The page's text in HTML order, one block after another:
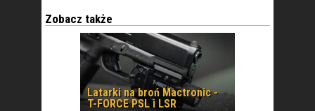
Zobacz także
Latarki na broń Mactronic -
T-FORCE PSL i LSR